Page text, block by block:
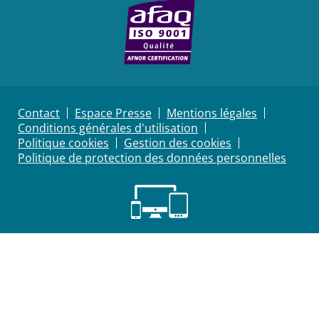
Contact Espace Presse
Mentions légales
Conditions générales d'utilisation
Politique cookies
Gestion des cookies
Politique de protection des données personnelles